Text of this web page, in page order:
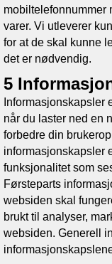
mobiltelefonnummer
varer. Vi utleverer
for at de skal kunne
det er nødvendig.
5
Informasjonskapsler
når du laster ned en
forbedre din
informasjonskapsler
funksjonalitet som
Førsteparts
websiden skal
brukt til analyser,
websiden. Generell